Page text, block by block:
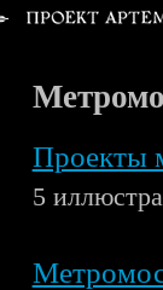
Проекты
5